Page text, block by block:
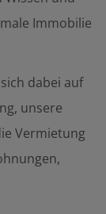
Immobilie
dabei auf
unsere
Vermietung